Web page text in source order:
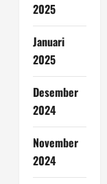
2025
Januari
2025
Desember
2024
November
2024